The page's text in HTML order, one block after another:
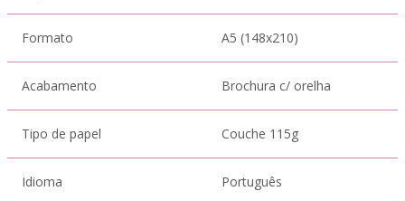
Formato A5 (148x210)
Acabamento Brochura c/ orelha
Tipo de papel Couche 115g
Idioma Português